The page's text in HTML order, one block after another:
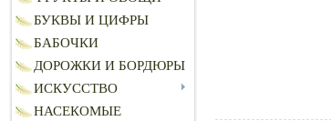
БУКВЫ И ЦИФРЫ
БАБОЧКИ
ДОРОЖКИ И БОРДЮРЫ
ИСКУССТВО
НАСЕКОМЫЕ